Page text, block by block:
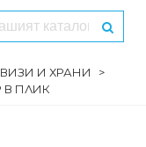
И ХРАНИ
>
В ПЛИК